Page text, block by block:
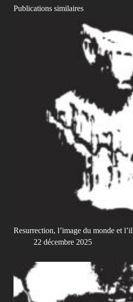
Publications similaires
Resurrection, l’image du monde et
22 décembre 2025